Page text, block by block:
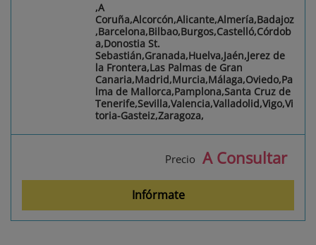
,A
Coruña,Alcorcón,Alicante,Almería,Badajoz
,Barcelona,Bilbao,Burgos,Castelló,Córdob
a,Donostia St.
Sebastián,Granada,Huelva,Jaén,Jerez de
la Frontera,Las Palmas de Gran
Canaria,Madrid,Murcia,Málaga,Oviedo,Pa
lma de Mallorca,Pamplona,Santa Cruz de
Tenerife,Sevilla,Valencia,Valladolid,Vigo,Vi
toria-Gasteiz,Zaragoza,
Precio A Consultar
Infórmate